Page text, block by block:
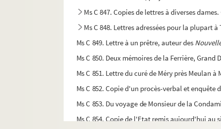
Ms C 847. Copies de lettres à diverses
Ms C 848. Lettres adressées pour la plupart
Ms C 849. Lettre à un prêtre, auteur des
Ms C 850. Deux mémoires de la Ferrière,
Ms C 851. Lettre du curé de Méry près Meulan
Ms C 852. Copie d'un procès-verbal et
Ms C 853. Du voyage de Monsieur de la
Ms C 854. Copie de l'Etat remis aujourd'hui